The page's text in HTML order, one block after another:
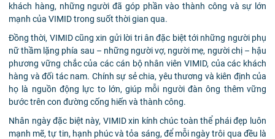
khách hàng, những người đã góp phần vào thành công và sự lớn
mạnh của VIMID trong suốt thời gian qua.
Đồng thời, VIMID cũng xin gửi lời tri ân đặc biệt tới những người phụ
nữ thầm lặng phía sau – những người vợ, người mẹ, người chị – hậu
phương vững chắc của các cán bộ nhân viên VIMID, của các khách
hàng và đối tác nam. Chính sự sẻ chia, yêu thương và kiên định của
họ là nguồn động lực to lớn, giúp mỗi người đàn ông thêm vững
bước trên con đường cống hiến và thành công.
Nhân ngày đặc biệt này, VIMID xin kính chúc toàn thể phái đẹp luôn
mạnh mẽ, tự tin, hạnh phúc và tỏa sáng, để mỗi ngày trôi qua đều là